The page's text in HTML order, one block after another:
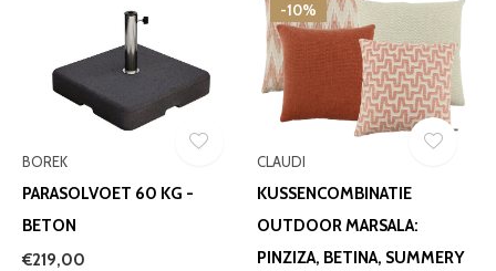
BOREK
PARASOLVOET 60 KG -
BETON
€219,00
-10%
CLAUDI
KUSSENCOMBINATIE
OUTDOOR MARSALA:
PINZIZA, BETINA, SUMMERY